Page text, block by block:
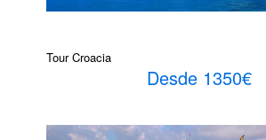
Tour Croacia
Desde 1350€